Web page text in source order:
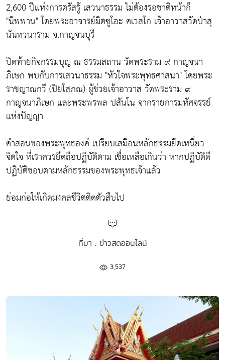
2,600 ปีแห่งการตรัสรู้ เสวนาธรรม ไม่ต้องรอชาติหน้าก็
"นิพพาน" โดยพระอาจารย์มิตซูโอะ คเวสโก เจ้าอาวาสวัดป่าสุ
นันทวนาราม จ.กาญจนบุรี
ปิดท้ายกิจกรรมบุญ ณ ธรรมสถาน วัดพระราม ๙ กาญจนา
ภิเษก พบกับการเสวนาธรรม "หัวใจพระพุทธศาสนา" โดยพระ
ราชญาณกวี (ปิยโสภณ) ผู้ช่วยเจ้าอาวาส วัดพระราม ๙
กาญจนาภิเษก และพระพรพล ปสันโน จากรายการมหัศจรรย์
แห่งปัญญา
คำสอนของพระพุทธองค์ เปรียบเสมือนหลักธรรมยึดเหนี่ยว
จิตใจ ที่เราควรยึดถือปฏิบัติตาม เชื่อเหลือเกินว่า หากปฏิบัติดี
ปฏิบัติชอบตามหลักธรรมของพระพุทธเจ้าแล้ว
ย่อมก่อให้เกิดมงคลชีวิตติดตัวสืบไป
ที่มา : ข่าวสดออนไลน์
3,537